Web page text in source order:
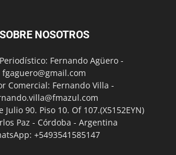
SOBRE NOSOTROS
Fernando Agüero -
fgaguero@gmail.com
Comercial: Fernando Villa -
Julio 90. Piso 10. Of 107.(X5152EYN)
Paz - Córdoba - Argentina
+5493541585147